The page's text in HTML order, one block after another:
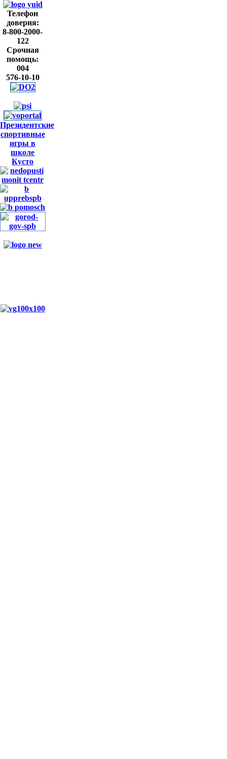
Телефон
доверия:
8-800-2000-
122
Срочная
помощь:
004
576-10-10
Президентские
спортивные
игры в
школе
Кусто